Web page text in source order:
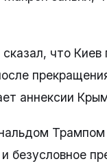
что
аннексии
безусловное